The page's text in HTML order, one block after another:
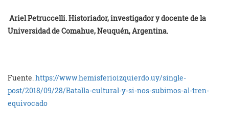
Ariel Petruccelli. Historiador, investigador y docente de la
Universidad de Comahue, Neuquén, Argentina.
Fuente.https://www.hemisferioizquierdo.uy/single-
post/2018/09/28/Batalla-cultural-y-si-nos-subimos-al-tren-
equivocado